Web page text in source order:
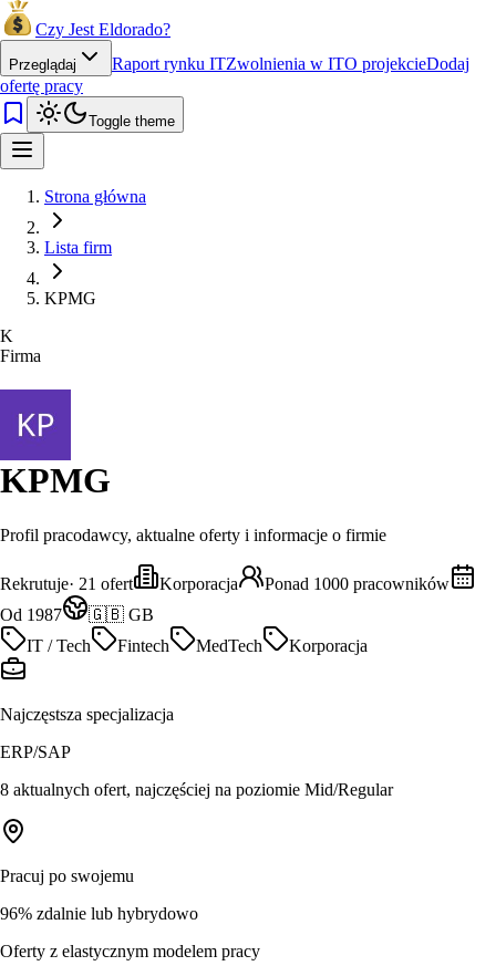
Czy Jest Eldorado?
Przeglądaj Raport rynku ITZwolnienia w ITO projekcieDodaj
ofertę pracy
Toggle theme
Strona główna
Lista firm
KPMG
K
Firma
KPMG
Profil pracodawcy, aktualne oferty i informacje o firmie
Rekrutuje· 21 ofert Korporacja
Ponad 1000 pracowników
Od 1987
🇬🇧 GB
IT / Tech
Fintech MedTech Korporacja
Najczęstsza specjalizacja
ERP/SAP
8 aktualnych ofert, najczęściej na poziomie Mid/Regular
Pracuj po swojemu
96% zdalnie lub hybrydowo
Oferty z elastycznym modelem pracy